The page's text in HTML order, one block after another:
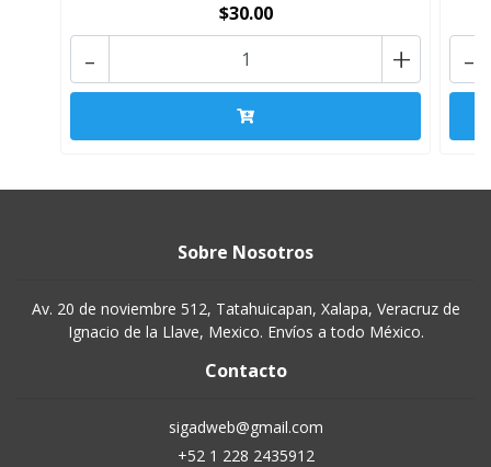
$30.00
+
- -
Sobre Nosotros
Av. 20 de noviembre 512, Tatahuicapan, Xalapa, Veracruz de
Ignacio de la Llave, Mexico. Envíos a todo México.
Contacto
sigadweb@gmail.com
+52 1 228 2435912